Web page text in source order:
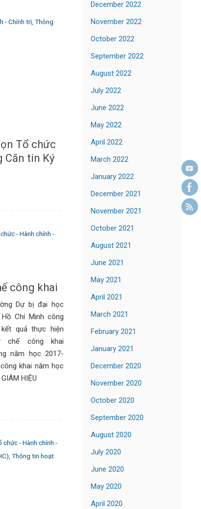
- Chính trị, Thông
Tổ chức
Căn tin Ký
- Hành chính -
công khai
Dự bị đại học
Hồ Chí Minh công
quả thực hiện
chế công khai
năm học 2017-
khai năm học
HIỆU
chức - Hành chính -
Thông tin hoạt
December 2022
November 2022
October 2022
September 2022
August 2022
July 2022
June 2022
May 2022
April 2022
March 2022
January 2022
December 2021
November 2021
October 2021
August 2021
June 2021
May 2021
April 2021
March 2021
February 2021
January 2021
December 2020
November 2020
October 2020
September 2020
August 2020
July 2020
June 2020
May 2020
April 2020